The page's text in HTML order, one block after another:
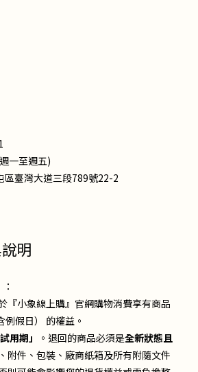
一至週五)
區臺灣大道三段789號22-2
明
『小象線上購』官網購物消費享有商品
假日） 的權益。
用期」 。退回的商品必須是全新狀態且
附件、包裝、廠商紙箱及所有附隨文件